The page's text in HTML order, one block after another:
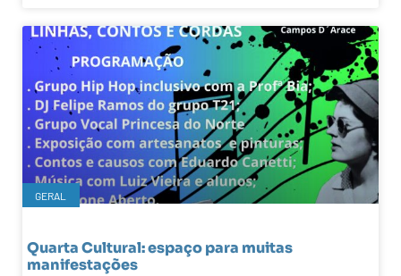
GERAL
Quarta Cultural: espaço para muitas
manifestações